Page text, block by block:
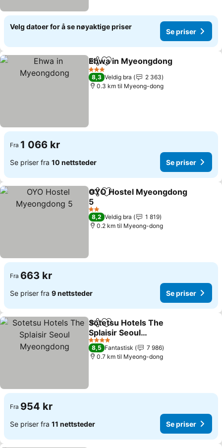
Velg datoer for å se nøyaktige priser
Se priser
Del Legg til i favoritter
Ehwa in Myeongdong
3 Stjerner
8,3 Veldig bra
2 363
0.3 km til Myeong-dong
Fra 1 066 kr
Se priser fra 10 nettsteder Se priser
Del Legg til i favoritter
OYO Hostel Myeongdong
5
Se priser
2 Stjerner
8,2 Veldig bra
1 819
0.2 km til Myeong-dong
Fra 663 kr
Se priser fra 9 nettsteder Se priser
Del Legg til i favoritter
Sotetsu Hotels The
Splaisir Seoul
Myeongdong
Se priser
4 Stjerner
8,5 Fantastisk
7 986
0.7 km til Myeong-dong
Fra 954 kr
Se priser fra 11 nettsteder Se priser